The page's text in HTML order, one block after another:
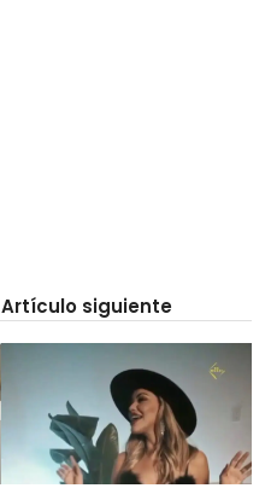
Artículo siguiente